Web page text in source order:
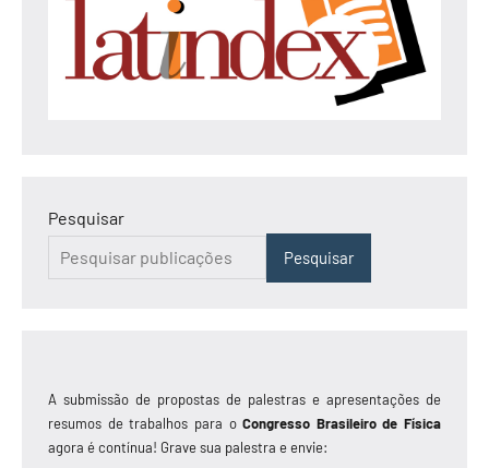
Pesquisar
Pesquisar
A submissão de propostas de palestras e apresentações de
resumos de trabalhos para oCongresso Brasileiro de Física
agora é contínua! Grave sua palestra e envie: